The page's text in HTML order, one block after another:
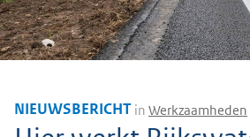
NIEUWSBERICHT in Werkzaamheden